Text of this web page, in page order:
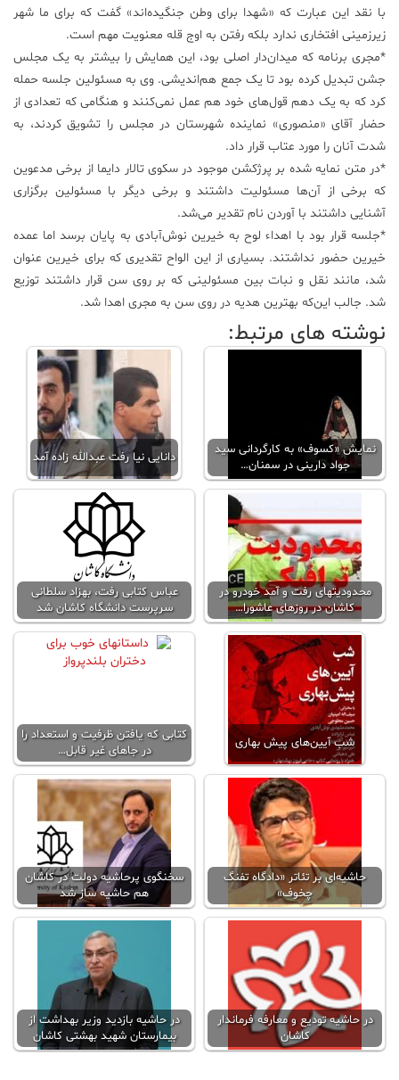
با نقد این عبارت که «شهدا برای وطن جنگیده‌اند» گفت که برای ما شهر
زیرزمینی افتخاری ندارد بلکه رفتن به اوج قله معنویت مهم است.
*مجری برنامه که میدان‌دار اصلی بود، این همایش را بیشتر به یک مجلس
جشن تبدیل کرده بود تا یک جمع هم‌اندیشی. وی به مسئولین جلسه حمله
کرد که به یک دهم قول‌های خود هم عمل نمی‌کنند و هنگامی که تعدادی از
حضار آقای «منصوری» نماینده شهرستان در مجلس را تشویق کردند، به
شدت آنان را مورد عتاب قرار داد.
*در متن نمایه شده بر پرژکشن موجود در سکوی تالار دایما از برخی مدعوین
که برخی از آن‌ها مسئولیت داشتند و برخی دیگر با مسئولین برگزاری
آشنایی داشتند با آوردن نام تقدیر می‌شد.
*جلسه قرار بود با اهداء لوح به خیرین نوش‌آبادی به پایان برسد اما عمده
خیرین حضور نداشتند. بسیاری از این الواح تقدیری که برای خیرین عنوان
شد، مانند نقل و نبات بین مسئولینی که بر روی سن قرار داشتند توزیع
شد. جالب این‌که بهترین هدیه در روی سن به مجری اهدا شد.
نوشته های مرتبط:
نمایش «کسوف» به کارگردانی سید
جواد دارینی در سمنان…
دانایی نیا رفت عبدالله زاده آمد
محدودیتهای رفت و آمد خودرو در
کاشان در روزهای عاشورا…
عباس کتابی رفت، بهزاد سلطانی
سرپرست دانشگاه کاشان شد
شب آیین‌های پیش بهاری
کتابی که یافتن ظرفیت و استعداد را
در جا‌های غیر قابل…
حاشیه‌ای بر تئاتر «دادگاه تفنگ
چخوف»
سخنگوی پرحاشیه دولت در کاشان
هم حاشیه ساز شد
در حاشیه تودیع و معارفه فرماندار
کاشان
در حاشیه بازدید وزیر بهداشت از
بیمارستان شهید بهشتی کاشان